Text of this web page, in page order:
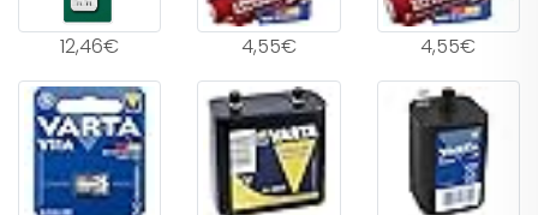
12,46€ 4,55€ 4,55€